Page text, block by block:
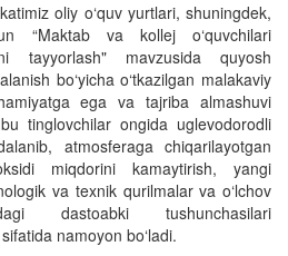
oliy o‘quv yurtlari, shuningdek,
“Maktab va kollej o‘quvchilari
tayyorlash" mavzusida quyosh
bo‘yicha o‘tkazilgan malakaviy
ega va tajriba almashuvi
tinglovchilar ongida uglevodorodli
atmosferaga chiqarilayotgan
miqdorini kamaytirish, yangi
va texnik qurilmalar va o‘lchov
dastoabki tushunchasilari
namoyon bo‘ladi.